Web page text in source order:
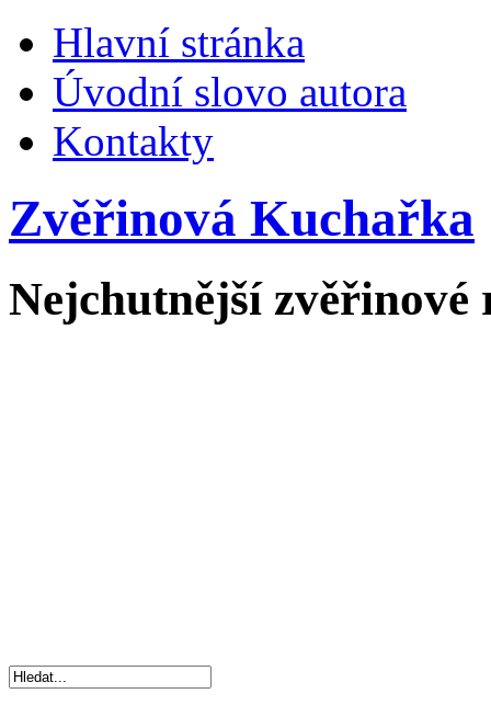
Hlavní stránka
Úvodní slovo autora
Kontakty
Zvěřinová Kuchařka
Nejchutnější zvěřinové